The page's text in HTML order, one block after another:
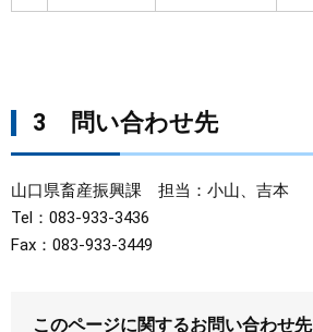
3 問い合わせ先
山口県畜産振興課 担当：小山、吉本
Tel：083-933-3436
Fax：083-933-3449
このページに関するお問い合わせ先